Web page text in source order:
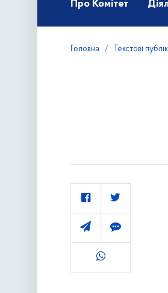
Про Комітет
Головна Текстові